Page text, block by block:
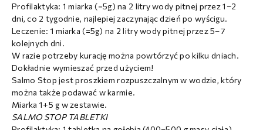
Profilaktyka: 1 miarka (=5g) na 2 litry wody pitnej przez 1–2
dni, co 2 tygodnie, najlepiej zaczynając dzień po wyścigu.
Leczenie: 1 miarka (=5g) na 2 litry wody pitnej przez 5–7
kolejnych dni.
W razie potrzeby kurację można powtórzyć po kilku dniach.
Dokładnie wymieszać przed użyciem!
Salmo Stop jest proszkiem rozpuszczalnym w wodzie, który
można także podawać w karmie.
Miarka 1+5 g w zestawie.
SALMO STOP TABLETKI